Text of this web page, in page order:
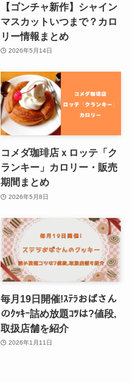
【ゴンチャ新作】シャイン
マスカットいつまで？カロ
リー情報まとめ
2026年5月14日
コメダ珈琲店ｘロッテ「ク
ランキー」カロリー・販売
期間まとめ
2026年5月8日
毎月19日開催!ｽﾃﾗおばさん
のｸｯｷｰ詰め放題ｺﾂは?値段,
取扱店舗を紹介
2026年1月11日